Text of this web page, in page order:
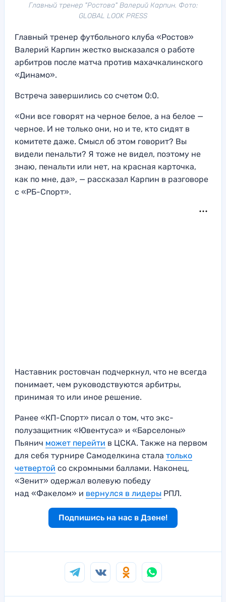
Главный тренер "Ростова" Валерий Карпин. Фото:
GLOBAL LOOK PRESS
Главный тренер футбольного клуба «Ростов»
Валерий Карпин жестко высказался о работе
арбитров после матча против махачкалинского
«Динамо».
Встреча завершились со счетом 0:0.
«Они все говорят на черное белое, а на белое —
черное. И не только они, но и те, кто сидят в
комитете даже. Смысл об этом говорит? Вы
видели пенальти? Я тоже не видел, поэтому не
знаю, пенальти или нет, на красная карточка,
как по мне, да», — рассказал Карпин в разговоре
с «РБ-Спорт».
Наставник ростовчан подчеркнул, что не всегда
понимает, чем руководствуются арбитры,
принимая то или иное решение.
Ранее «КП-Спорт» писал о том, что экс-
полузащитник «Ювентуса» и «Барселоны»
Пьянич может перейти в ЦСКА. Также на первом
для себя турнире Самоделкина стала только
четвертой со скромными баллами. Наконец,
«Зенит» одержал волевую победу
над «Факелом» и вернулся в лидеры РПЛ.
Подпишись на нас в Дзене!